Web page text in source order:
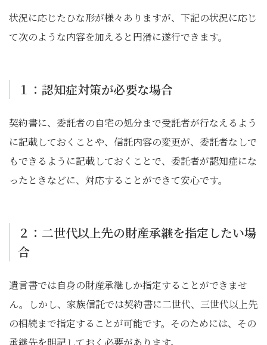
状況に応じたひな形が様々ありますが、下記の状況に応じ
て次のような内容を加えると円滑に遂行できます。
１：認知症対策が必要な場合
契約書に、委託者の自宅の処分まで受託者が行なえるよう
に記載しておくことや、信託内容の変更が、委託者なしで
もできるように記載しておくことで、委託者が認知症にな
ったときなどに、対応することができて安心です。
２：二世代以上先の財産承継を指定したい場
合
遺言書では自身の財産承継しか指定することができませ
ん。しかし、家族信託では契約書に二世代、三世代以上先
の相続まで指定することが可能です。そのためには、その